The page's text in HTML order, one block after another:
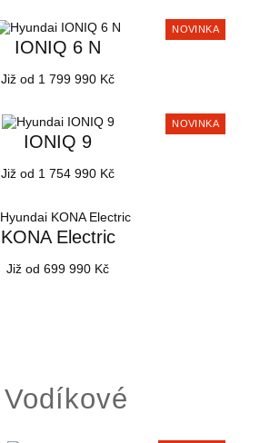
IONIQ 6 N
Již od 1 799 990 Kč
NOVINKA
IONIQ 9
Již od 1 754 990 Kč
NOVINKA
KONA Electric
Již od 699 990 Kč
Vodíkové